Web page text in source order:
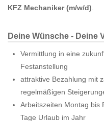
KFZ Mechaniker (m/w/d)
Deine Wünsche - Deine
Vermittlung in eine
Festanstellung
attraktive Bezahlung mit
regelmäßigen
Arbeitszeiten Montag bis
Tage Urlaub im Jahr